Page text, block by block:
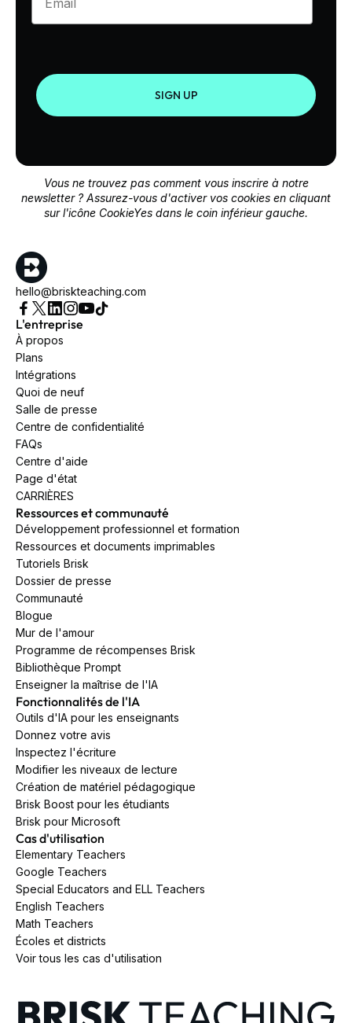
SIGN UP
Vous ne trouvez pas comment vous inscrire à notre
newsletter ? Assurez-vous d'activer vos cookies en cliquant
sur l'icône CookieYes dans le coin inférieur gauche.
hello@briskteaching.com
L'entreprise
À propos
Plans
Intégrations
Quoi de neuf
Salle de presse
Centre de confidentialité
FAQs
Centre d'aide
Page d'état
CARRIÈRES
Ressources et communauté
Développement professionnel et formation
Ressources et documents imprimables
Tutoriels Brisk
Dossier de presse
Communauté
Blogue
Mur de l'amour
Programme de récompenses Brisk
Bibliothèque Prompt
Enseigner la maîtrise de l'IA
Fonctionnalités de l'IA
Outils d'IA pour les enseignants
Donnez votre avis
Inspectez l'écriture
Modifier les niveaux de lecture
Création de matériel pédagogique
Brisk Boost pour les étudiants
Brisk pour Microsoft
Cas d'utilisation
Elementary Teachers
Google Teachers
Special Educators and ELL Teachers
English Teachers
Math Teachers
Écoles et districts
Voir tous les cas d'utilisation